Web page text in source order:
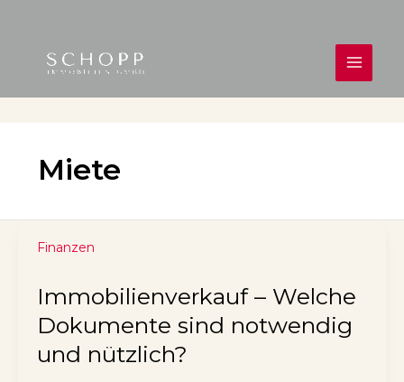
MAIN
Miete
Finanzen
Immobilienverkauf – Welche
Dokumente sind notwendig
und nützlich?